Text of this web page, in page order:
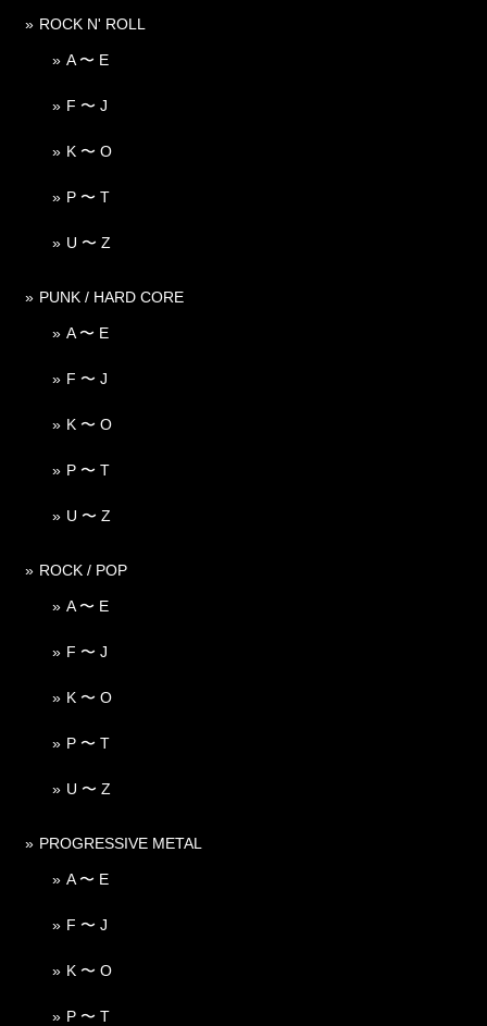
ROCK N' ROLL
A 〜 E
F 〜 J
K 〜 O
P 〜 T
U 〜 Z
PUNK / HARD CORE
A 〜 E
F 〜 J
K 〜 O
P 〜 T
U 〜 Z
ROCK / POP
A 〜 E
F 〜 J
K 〜 O
P 〜 T
U 〜 Z
PROGRESSIVE METAL
A 〜 E
F 〜 J
K 〜 O
P 〜 T